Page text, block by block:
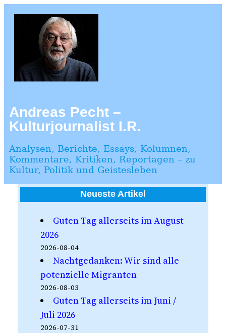
springen
Andreas Pecht –
Kulturjournalist I.R.
Analysen, Berichte, Essays, Kolumnen,
Kommentare, Kritiken, Reportagen – zu
Kultur, Politik und Geistesleben
Neueste Artikel
Guten Tag allerseits im August
2026
2026-08-04
Nachtgedanken: Wir sind alle
potenzielle Migranten
2026-08-03
Guten Tag allerseits im Juni /
Juli 2026
2026-07-31